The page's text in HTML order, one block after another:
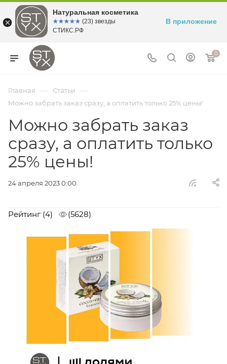
0
Главная — Статьи —
Можно забрать заказ сразу, а оплатить только 25% цены!
Можно забрать заказ
сразу, а оплатить только
25% цены!
24 апреля 2023 0:00
Рейтинг (4) (5628)
Натуральная косметика
☆☆☆☆☆
★★★★★ (23) звезды
СТИКС.РФ
В приложение